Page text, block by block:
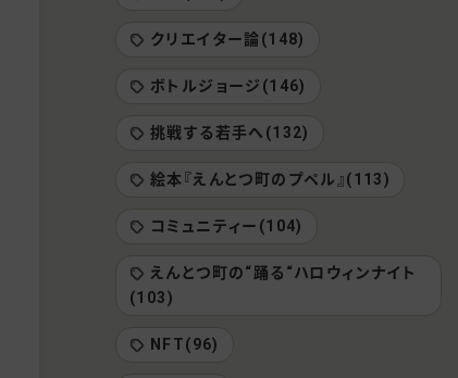
クリエイター論(148)
ボトルジョージ(146)
挑戦する若手へ(132)
絵本『えんとつ町のプペル』(113)
コミュニティー(104)
えんとつ町の“踊る“ハロウィンナイト
(103)
NFT(96)